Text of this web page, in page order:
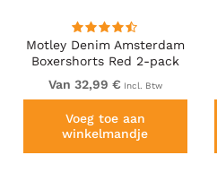
Motley Denim Amsterdam
Boxershorts Red 2-pack
Van 32,99 € Incl. Btw
Voeg toe aan
winkelmandje